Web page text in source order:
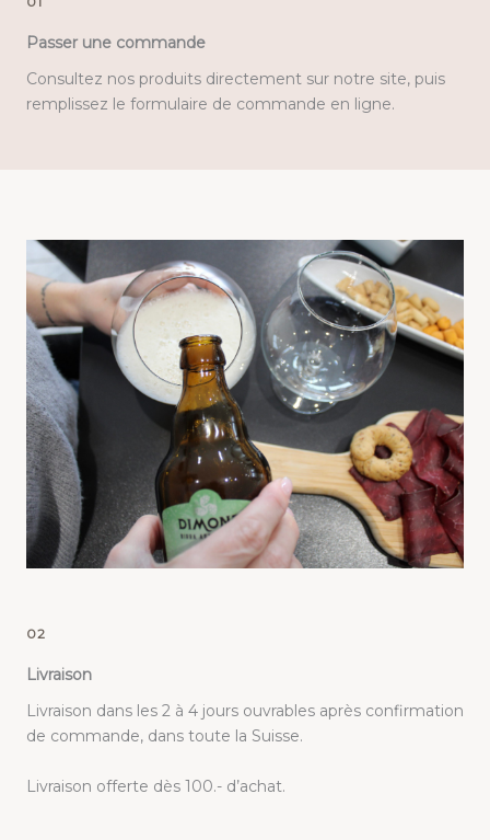
Passer une commande
Consultez nos produits directement sur notre site, puis
remplissez le formulaire de commande en ligne.
02
Livraison
Livraison dans les 2 à 4 jours ouvrables après confirmation
de commande, dans toute la Suisse.
Livraison offerte dès 100.- d’achat.